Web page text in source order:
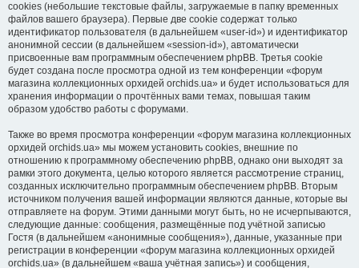
cookies (небольшие текстовые файлы, загружаемые в папку временных
файлов вашего браузера). Первые две cookie содержат только
идентификатор пользователя (в дальнейшем «user-id») и идентификатор
анонимной сессии (в дальнейшем «session-id»), автоматически
присвоенные вам программным обеспечением phpBB. Третья cookie
будет создана после просмотра одной из тем конференции «форум
магазина коллекционных орхидей orchids.ua» и будет использоваться для
хранения информации о прочтённых вами темах, повышая таким
образом удобство работы с форумами.
Также во время просмотра конференции «форум магазина коллекционных
орхидей orchids.ua» мы можем установить cookies, внешние по
отношению к программному обеспечению phpBB, однако они выходят за
рамки этого документа, целью которого является рассмотрение страниц,
созданных исключительно программным обеспечением phpBB. Вторым
источником получения вашей информации являются данные, которые вы
отправляете на форум. Этими данными могут быть, но не исчерпываются,
следующие данные: сообщения, размещённые под учётной записью
Гостя (в дальнейшем «анонимные сообщения»), данные, указанные при
регистрации в конференции «форум магазина коллекционных орхидей
orchids.ua» (в дальнейшем «ваша учётная запись») и сообщения,